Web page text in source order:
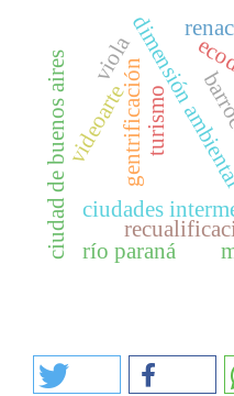
gentrificación
ciudades
dimensión
viola
videoarte
río paraná
ciudad de buenos aires turismo